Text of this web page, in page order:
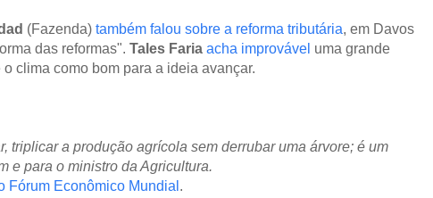
(Fazenda) também falou sobre a reforma tributária, em Davos
das reformas". Tales Faria acha improvável uma grande
o clima como bom para a ideia avançar.
triplicar a produção agrícola sem derrubar uma árvore; é um
e para o ministro da Agricultura.
Fórum Econômico Mundial .